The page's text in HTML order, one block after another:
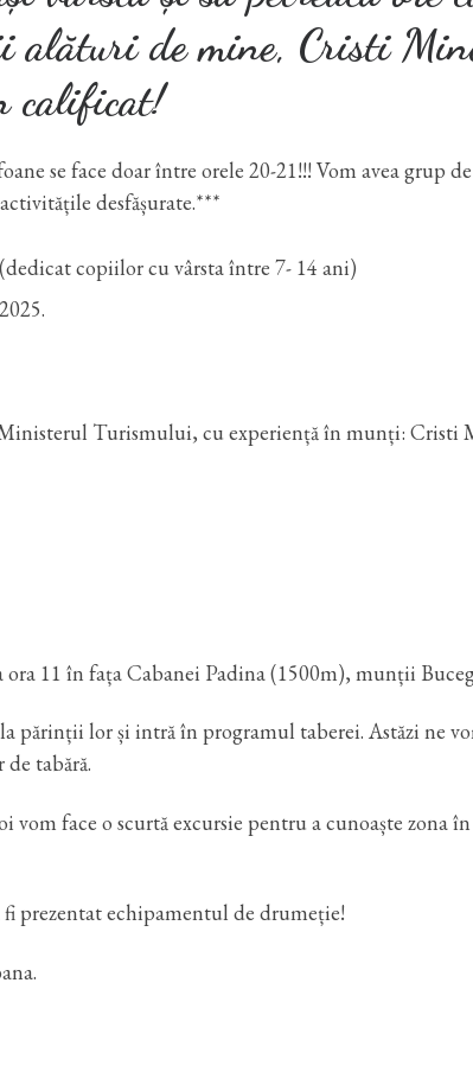
alături de mine, Cristi
calificat!
se face doar între orele 20-21!!! Vom avea grup
desfășurate.***
copiilor cu vârsta între 7- 14 ani)
Turismului, cu experiență în munți: Cristi
11 în fața Cabanei Padina (1500m), munții
părinții lor și intră în programul taberei. Astăzi ne
tabără.
vom face o scurtă excursie pentru a cunoaște zona
prezentat echipamentul de drumeție!